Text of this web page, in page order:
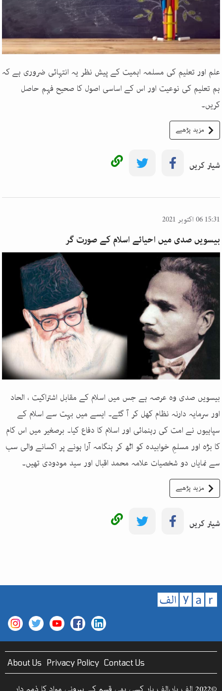
علم اور تعلیم کی مسلمہ اہمیت کے پیش نظر یہ انتہائی ضروری ہے کہ
ہم تعلیم کی نوعیت اور اس کے اساسی اصول کا صحیح فہم حاصل
کریں۔
مزید پڑھیے
شیئر کریں
15:31 06 اکتوبر 2021
بیسویں صدی میں احیائے اسلام کے صورت گر
بیسویں صدی وہ عرصہ ہے جس میں اسلام کے مقابل اشتراکیت ، الحاد
اور سرمایہ دارنہ نظام کھل کر آ گئے۔ ایسے میں بہت سے اسلام کے
سپاہیوں نے امت کی رہنمائی اور اسلام کا دفاع کیا۔ برصغیر میں اس کام
کا بڑہ اور مسلمِ خوابیدہ کو اٹھ کر ہنگامہ آرا ہونے پر اکسانے والی سب
سے نمایاں دو شخصیات علامہ محمد اقبال اور سید مودودی تھیں۔
مزید پڑھیے
شیئر کریں
About Us Privacy Policy Contact Us